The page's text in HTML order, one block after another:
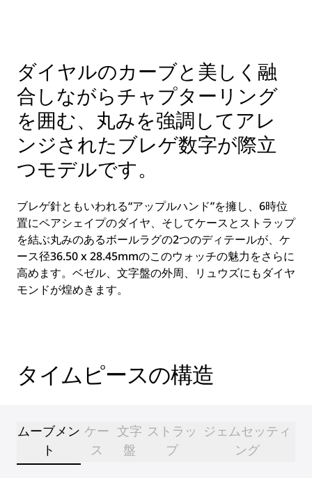
ダイヤルのカーブと美しく融
合しながらチャプターリング
を囲む、丸みを強調してアレ
ンジされたブレゲ数字が際立
つモデルです。
ブレゲ針ともいわれる“アップルハンド”を擁し、6時位
置にペアシェイプのダイヤ、そしてケースとストラップ
を結ぶ丸みのあるボールラグの2つのディテールが、ケ
ース径36.50 x 28.45mmのこのウォッチの魅力をさらに
高めます。ベゼル、文字盤の外周、リュウズにもダイヤ
モンドが煌めきます。
タイムピースの構造
ムーブメン
ト
ケー
ス
文字
盤
ストラッ
プ
ジェムセッティ
ング